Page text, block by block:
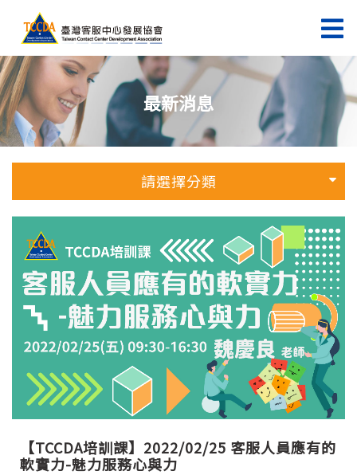
最新消息
請選擇分類
【TCCDA培訓課】2022/02/25 客服人員應有的
軟實力-魅力服務心與力